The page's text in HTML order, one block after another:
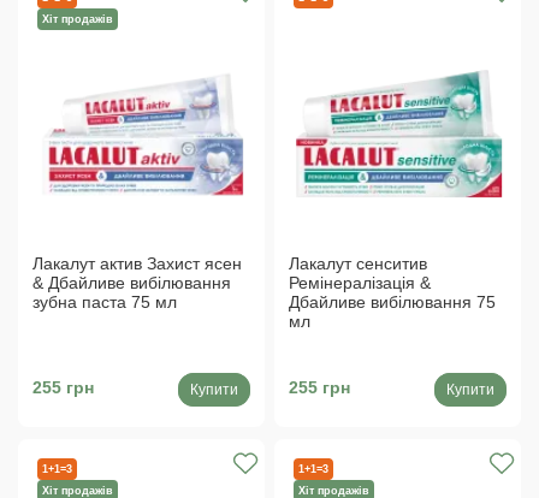
Лакалут актив Захист ясен
& Дбайливе вибілювання
зубна паста 75 мл
Хіт продажів
255 грн Купити
Лакалут сенситив
Ремінералізація &
Дбайливе вибілювання 75
мл
255 грн Купити
1+1=3
Хіт продажів
1+1=3
Хіт продажів